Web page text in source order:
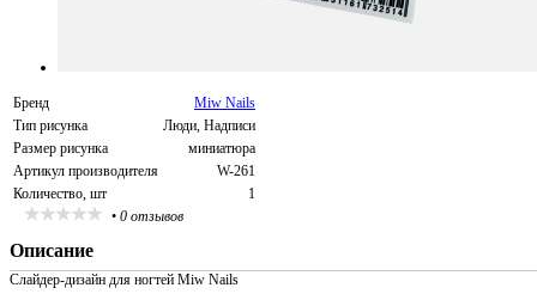
Бренд
Miw Nails
Тип рисунка
Люди, Надписи
Размер рисунка
миниатюра
Артикул производителя
W-261
Количество, шт
1
• 0 отзывов
Описание
Слайдер-дизайн для ногтей Miw Nails